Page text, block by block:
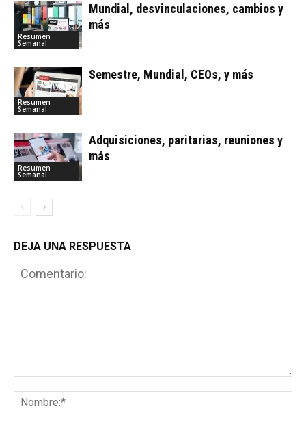
Resumen
Semanal
Mundial, desvinculaciones, cambios y
más
Resumen
Semanal
Semestre, Mundial, CEOs, y más
Resumen
Semanal
Adquisiciones, paritarias, reuniones y
más
DEJA UNA RESPUESTA